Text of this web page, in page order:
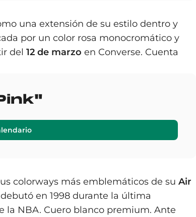
una extensión de su estilo dentro y
por un color rosa monocromático y
del 12 de marzo en Converse. Cuenta
colorways más emblemáticos de su Air
en 1998 durante la última
la NBA. Cuero blanco premium. Ante